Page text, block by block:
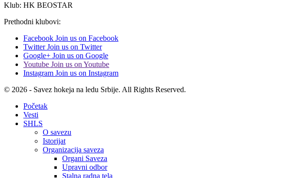
Klub: HK BEOSTAR
Prethodni klubovi:
Facebook Join us on Facebook
Twitter Join us on Twitter
Google+ Join us on Google
Youtube Join us on Youtube
Instagram Join us on Instagram
© 2026 - Savez hokeja na ledu Srbije. All Rights Reserved.
Početak
Vesti
SHLS
O savezu
Istorijat
Organizacija saveza
Organi Saveza
Upravni odbor
Stalna radna tela